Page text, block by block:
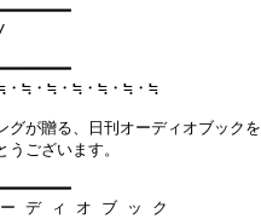
≒・≒・≒・≒・≒・≒
グが贈る、日刊オーディオブックを
ございます。
デ ィ オ ブ ッ ク